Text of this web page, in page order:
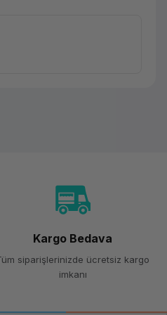
Kargo Bedava
siparişlerinizde ücretsiz kargo
imkanı